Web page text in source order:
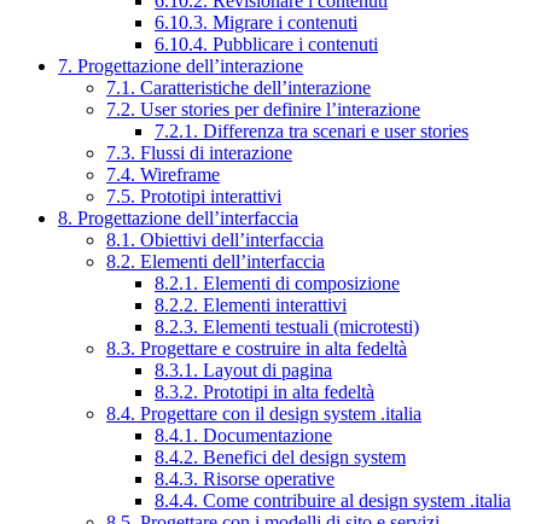
6.10.3. Migrare i contenuti
6.10.4. Pubblicare i contenuti
7. Progettazione dell’interazione
7.1. Caratteristiche dell’interazione
7.2. User stories per definire l’interazione
7.2.1. Differenza tra scenari e user stories
7.3. Flussi di interazione
7.4. Wireframe
7.5. Prototipi interattivi
8. Progettazione dell’interfaccia
8.1. Obiettivi dell’interfaccia
8.2. Elementi dell’interfaccia
8.2.1. Elementi di composizione
8.2.2. Elementi interattivi
8.2.3. Elementi testuali (microtesti)
8.3. Progettare e costruire in alta fedeltà
8.3.1. Layout di pagina
8.3.2. Prototipi in alta fedeltà
8.4. Progettare con il design system .italia
8.4.1. Documentazione
8.4.2. Benefici del design system
8.4.3. Risorse operative
8.4.4. Come contribuire al design system .italia